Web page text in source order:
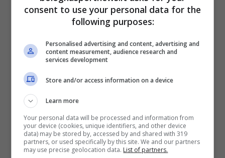
L’allenatore – atterrato stamattina a Bologna
ama trequartisti e mezzale di inserimento,
ruoli che l’elvetico può e sa ricoprire.
25 anni lo scorso aprile,
tornare utile a Domenico Tedesco sia in un
ipotetico 4-3-3 che in un 4-2-3-1. Ma, come
detto, per la permanenza a Bolognaservono
due presupposti fondamentali: lo sconto
della Viola e l’esplicita volontà
consent to use your personal data for the
following purposes:
Personalised advertising and content, advertising and
content measurement, audience research and
services development
Store and/or access information on a device
Learn more
Your personal data will be processed and information from
your device (cookies, unique identifiers, and other device
data) may be stored by, accessed by and shared with 319
partners, or used specifically by this site. We and our partners
may use precise geolocation data. List of partners.